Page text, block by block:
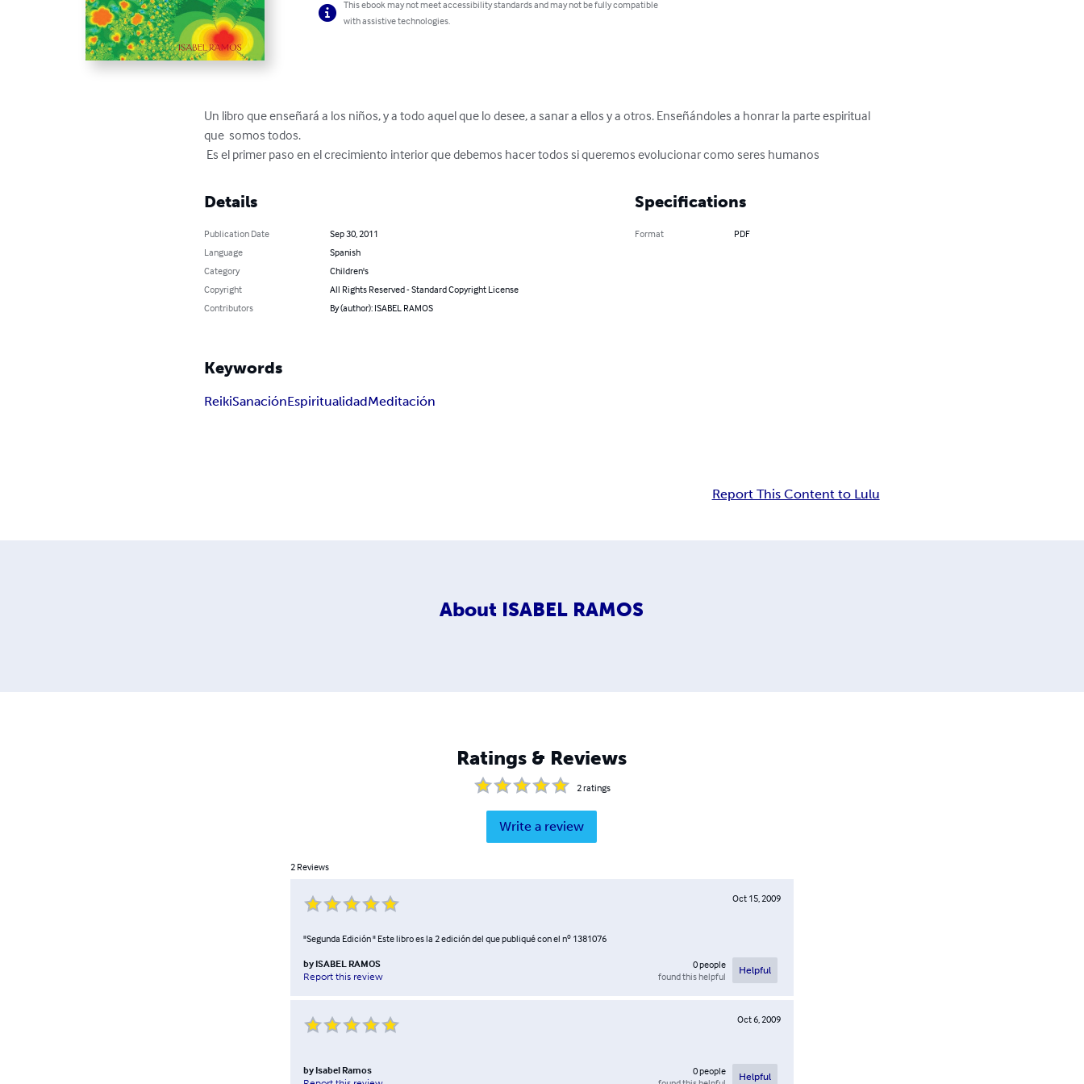
This ebook may not meet accessibility standards and may not be fully compatible
with assistive technologies.
Un libro que enseñará a los niños, y a todo aquel que lo desee, a sanar a ellos y a otros. Enseñándoles a honrar la parte espiritual
que  somos todos.
Es el primer paso en el crecimiento interior que debemos hacer todos si queremos evolucionar como seres humanos
Details
Publication Date
Sep 30, 2011
Language
Spanish
Category
Children's
Copyright
All Rights Reserved - Standard Copyright License
Contributors
By (author): ISABEL RAMOS
Specifications
Format PDF
Keywords
ReikiSanaciónEspiritualidadMeditación
Report This Content to Lulu
About ISABEL RAMOS
Ratings & Reviews
2ratings
Write a review
2 Reviews
Oct 15, 2009
"Segunda Edición " Este libro es la 2 edición del que publiqué con el nº 1381076
by ISABEL RAMOS
Report this review
0people
found this helpful
Helpful
Oct 6, 2009
by Isabel Ramos 0people
Helpful